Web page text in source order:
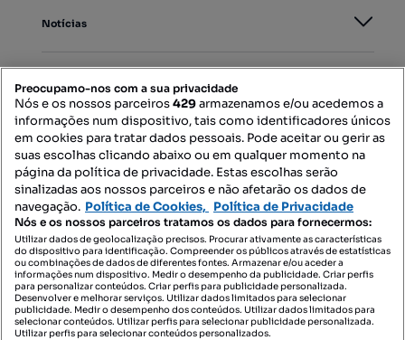
Notícias
Mapa do Site
Contacte-nos
SIGA-NOS:
DESCARREGAR NA:
Preocupamo-nos com a sua privacidade
Nós e os nossos parceiros429armazenamos e/ou acedemos a
informações num dispositivo, tais como identificadores únicos
em cookies para tratar dados pessoais. Pode aceitar ou gerir as
suas escolhas clicando abaixo ou em qualquer momento na
página da política de privacidade. Estas escolhas serão
sinalizadas aos nossos parceiros e não afetarão os dados de
navegação. Política de Cookies, Política de Privacidade
Nós e os nossos parceiros tratamos os dados para fornecermos:
Utilizar dados de geolocalização precisos. Procurar ativamente as características
do dispositivo para identificação. Compreender os públicos através de estatísticas
ou combinações de dados de diferentes fontes. Armazenar e/ou aceder a
informações num dispositivo. Medir o desempenho da publicidade. Criar perfis
para personalizar conteúdos. Criar perfis para publicidade personalizada.
Desenvolver e melhorar serviços. Utilizar dados limitados para selecionar
publicidade. Medir o desempenho dos conteúdos. Utilizar dados limitados para
selecionar conteúdos. Utilizar perfis para selecionar publicidade personalizada.
Utilizar perfis para selecionar conteúdos personalizados.